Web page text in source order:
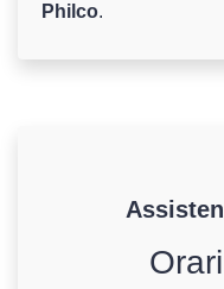
Philco.